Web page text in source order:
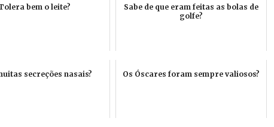
bem o leite?
Sabe de que eram feitas as bolas de
golfe?
secreções nasais? Os Óscares foram sempre valiosos?